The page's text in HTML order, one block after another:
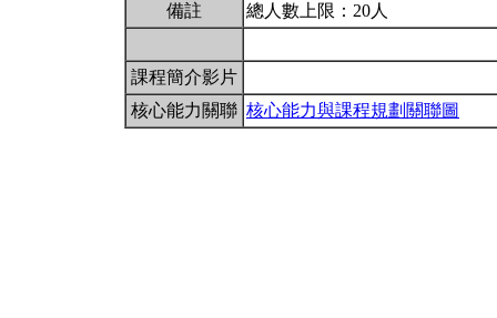
備註
總人數上限：20人
課程簡介影片
核心能力關聯 核心能力與課程規劃關聯圖